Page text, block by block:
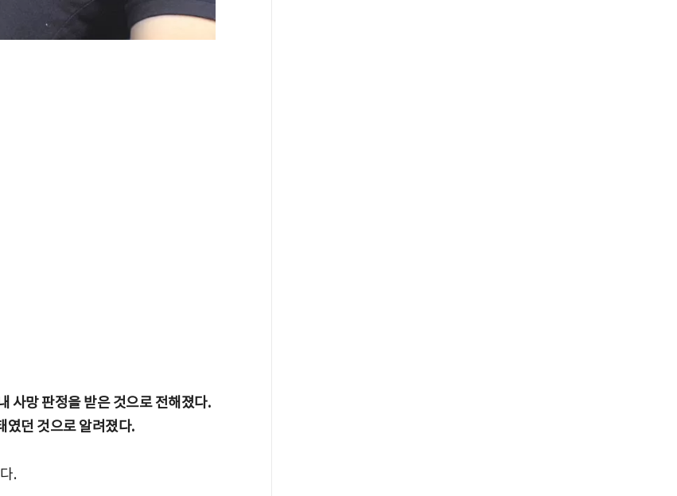
사망 판정을 받은 것으로 전해졌다.
였던 것으로 알려졌다.
.